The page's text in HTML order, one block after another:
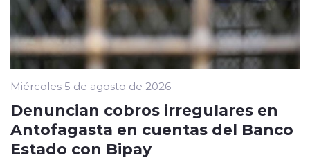
Miércoles 5 de agosto de 2026
Denuncian cobros irregulares en
Antofagasta en cuentas del Banco
Estado con Bipay